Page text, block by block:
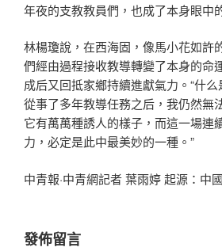
年夜的支教教員們，也成了本身眼中
林楊瓊說，在西海固，像馬小花如許
們經由過程接收教導轉變了本身的命
成后又回抵家鄉持續進獻氣力。“什
從事了多年教導任務之后，我仍然無
它有萬萬種誘人的樣子，而這一場連
力，必定是此中最美妙的一種。”
中青報·中青網記者 葉雨婷 起源：中
發佈留言